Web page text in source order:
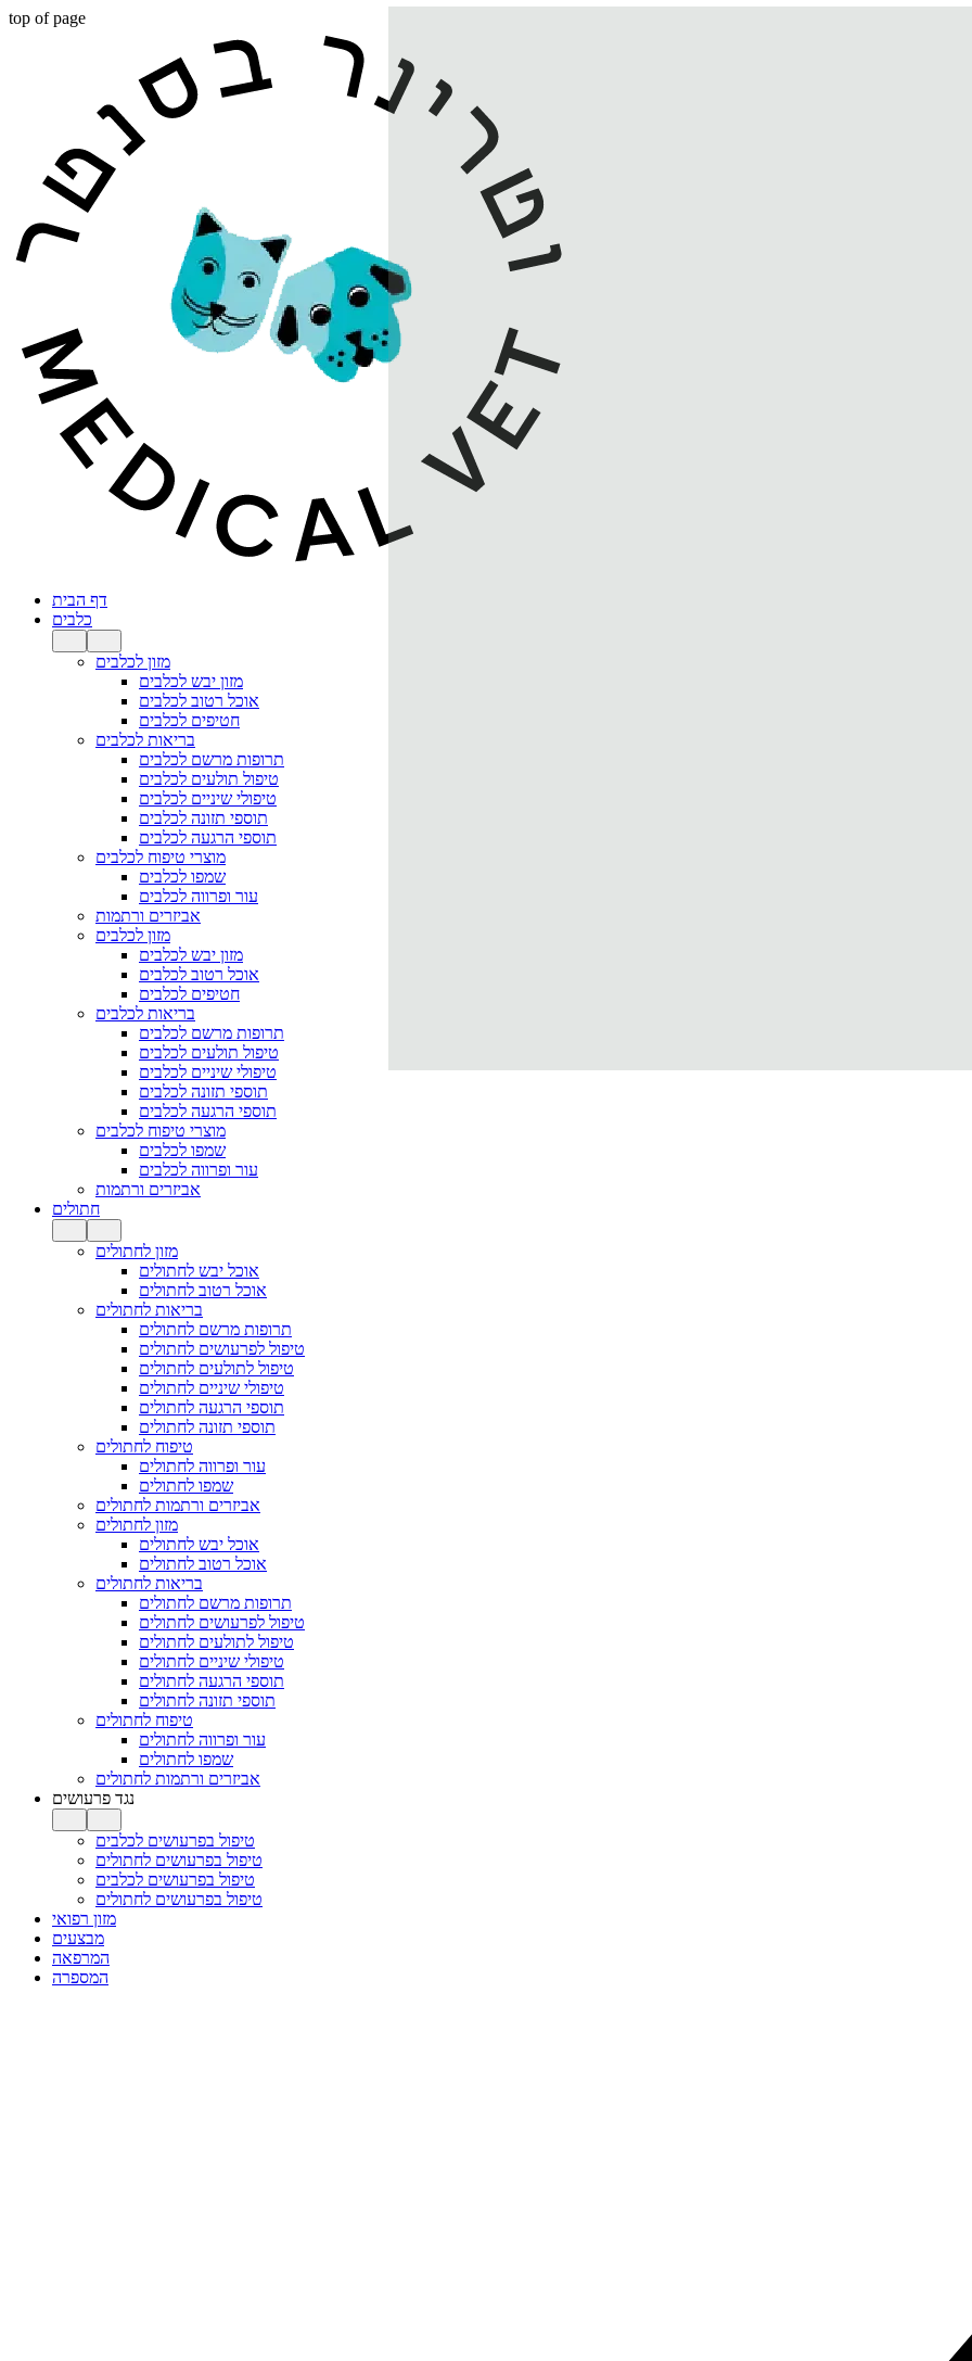
top of page
דף הבית
כלבים
מזון לכלבים
מזון יבש לכלבים
אוכל רטוב לכלבים
חטיפים לכלבים
בריאות לכלבים
תרופות מרשם לכלבים
טיפול תולעים לכלבים
טיפולי שיניים לכלבים
תוספי תזונה לכלבים
תוספי הרגעה לכלבים
מוצרי טיפוח לכלבים
שמפו לכלבים
עור ופרווה לכלבים
אביזרים ורתמות
מזון לכלבים
מזון יבש לכלבים
אוכל רטוב לכלבים
חטיפים לכלבים
בריאות לכלבים
תרופות מרשם לכלבים
טיפול תולעים לכלבים
טיפולי שיניים לכלבים
תוספי תזונה לכלבים
תוספי הרגעה לכלבים
מוצרי טיפוח לכלבים
שמפו לכלבים
עור ופרווה לכלבים
אביזרים ורתמות
חתולים
מזון לחתולים
אוכל יבש לחתולים
אוכל רטוב לחתולים
בריאות לחתולים
תרופות מרשם לחתולים
טיפול לפרעושים לחתולים
טיפול לתולעים לחתולים
טיפולי שיניים לחתולים
תוספי הרגעה לחתולים
תוספי תזונה לחתולים
טיפוח לחתולים
עור ופרווה לחתולים
שמפו לחתולים
אביזרים ורתמות לחתולים
מזון לחתולים
אוכל יבש לחתולים
אוכל רטוב לחתולים
בריאות לחתולים
תרופות מרשם לחתולים
טיפול לפרעושים לחתולים
טיפול לתולעים לחתולים
טיפולי שיניים לחתולים
תוספי הרגעה לחתולים
תוספי תזונה לחתולים
טיפוח לחתולים
עור ופרווה לחתולים
שמפו לחתולים
אביזרים ורתמות לחתולים
נגד פרעושים
טיפול בפרעושים לכלבים
טיפול בפרעושים לחתולים
טיפול בפרעושים לכלבים
טיפול בפרעושים לחתולים
מזון רפואי
מבצעים
המרפאה
המספרה